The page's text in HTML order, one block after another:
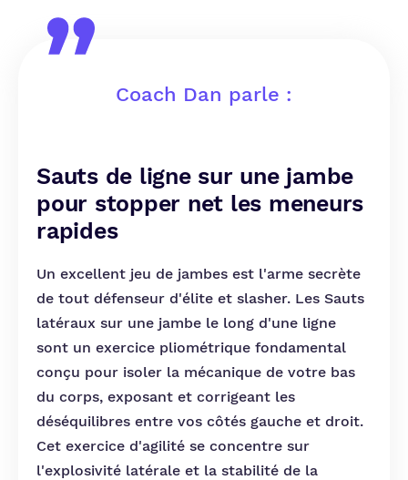
Coach Dan parle :
Sauts de ligne sur une jambe
pour stopper net les meneurs
rapides
Un excellent jeu de jambes est l'arme secrète
de tout défenseur d'élite et slasher. Les Sauts
latéraux sur une jambe le long d'une ligne
sont un exercice pliométrique fondamental
conçu pour isoler la mécanique de votre bas
du corps, exposant et corrigeant les
déséquilibres entre vos côtés gauche et droit.
Cet exercice d'agilité se concentre sur
l'explosivité latérale et la stabilité de la